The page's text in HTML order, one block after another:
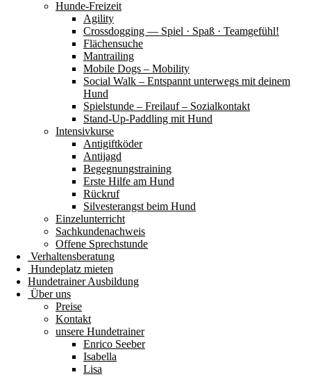
Hunde-Freizeit
Agility
Crossdogging — Spiel · Spaß · Teamgefühl!
Flächensuche
Mantrailing
Mobile Dogs – Mobility
Social Walk – Entspannt unterwegs mit deinem
Hund
Spielstunde – Freilauf – Sozialkontakt
Stand-Up-Paddling mit Hund
Intensivkurse
Antigiftköder
Antijagd
Begegnungstraining
Erste Hilfe am Hund
Rückruf
Silvesterangst beim Hund
Einzelunterricht
Sachkundenachweis
Offene Sprechstunde
Verhaltensberatung
Hundeplatz mieten
Hundetrainer Ausbildung
Über uns
Preise
Kontakt
unsere Hundetrainer
Enrico Seeber
Isabella
Lisa